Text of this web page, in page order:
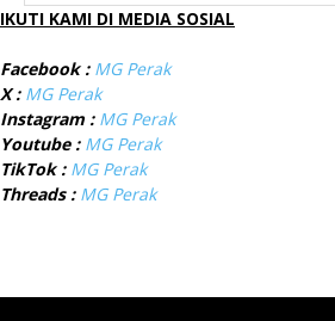
IKUTI KAMI DI MEDIA SOSIAL
Facebook : MG Perak
X : MG Perak
Instagram : MG Perak
Youtube : MG Perak
TikTok : MG Perak
Threads : MG Perak